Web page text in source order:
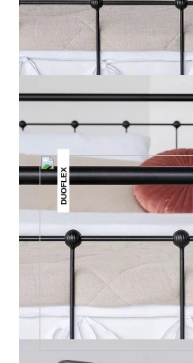
DAS
DUOFLEX